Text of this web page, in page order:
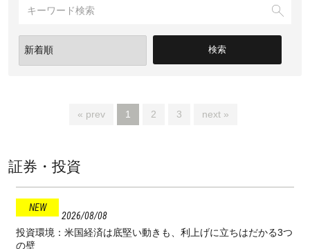
« prev 1 2 3 next »
証券・投資
2026 08 08
投資環境：米国経済は底堅い動きも、利上げに立ちはだかる3つ
の壁